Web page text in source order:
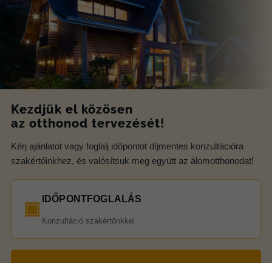
Kezdjük el közösen
az otthonod tervezését!
Kérj ajánlatot vagy foglalj időpontot díjmentes konzultációra
szakértőinkhez, és valósítsuk meg együtt az álomotthonodat!
▣ IDŐPONTFOGLALÁS
Konzultáció szakértőnkkel